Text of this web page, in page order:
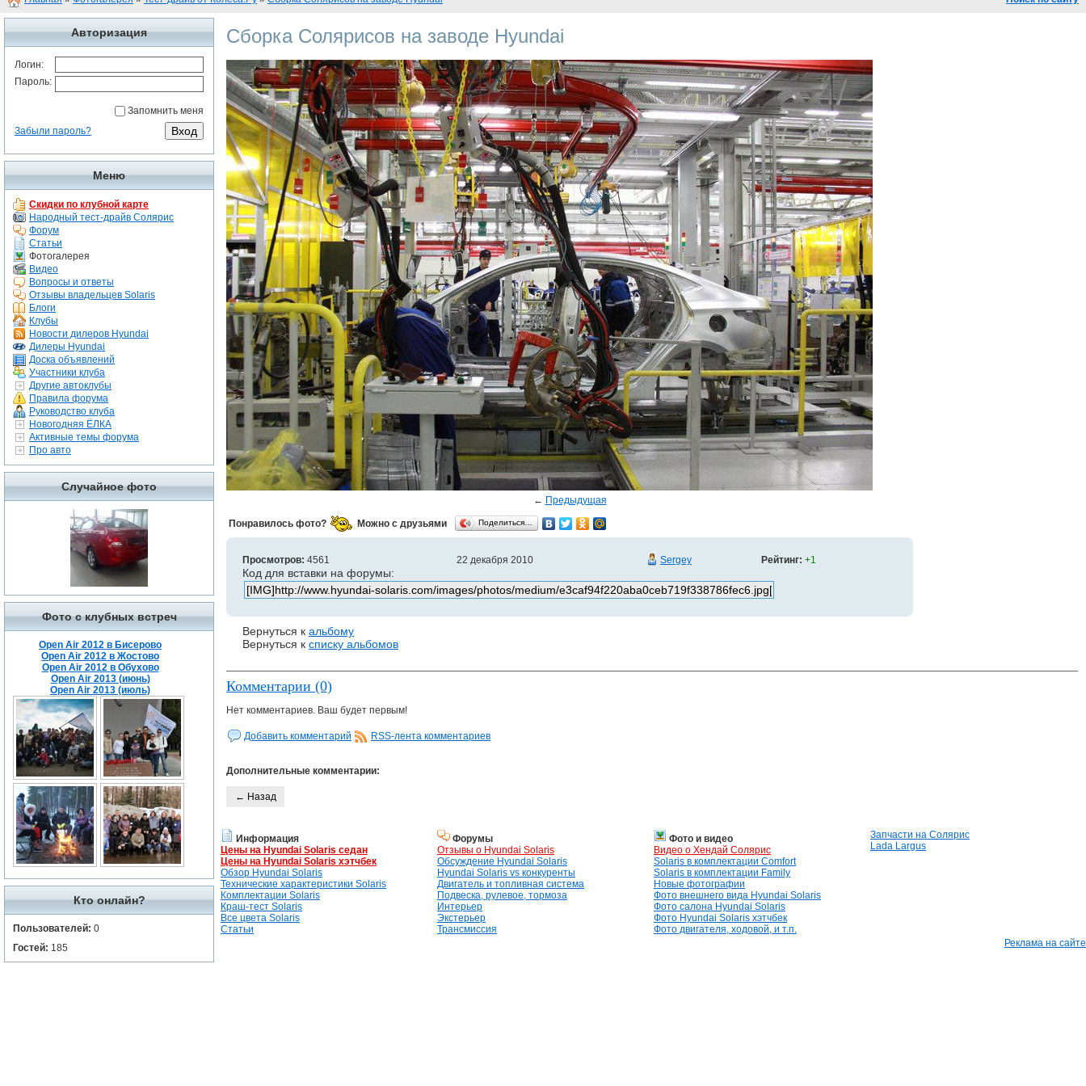
Авторизация
Логин:
Пароль:
Запомнить меня
Забыли пароль?
Меню
Скидки по клубной карте
Народный тест-драйв Солярис
Форум
Статьи
Фотогалерея
Видео
Вопросы и ответы
Отзывы владельцев Solaris
Блоги
Клубы
Новости дилеров Hyundai
Дилеры Hyundai
Доска объявлений
Участники клуба
Другие автоклубы
Правила форума
Руководство клуба
Новогодняя ЁЛКА
Активные темы форума
Про авто
Случайное фото
Фото с клубных встреч
Open Air 2012 в Бисерово
Open Air 2012 в Жостово
Open Air 2012 в Обухово
Open Air 2013 (июнь)
Open Air 2013 (июль)
Кто онлайн?
Пользователей: 0
Гостей: 185
Сборка Солярисов на заводе Hyundai
← Предыдущая
Понравилось фото? Можно с друзьями Поделиться…
Просмотров: 4561 22 декабря 2010 Sergey Рейтинг: +1
Код для вставки на форумы:
Вернуться к альбому
Вернуться к списку альбомов
Комментарии (0)
Нет комментариев. Ваш будет первым!
Добавить комментарий RSS-лента комментариев
Дополнительные комментарии:
← Назад
Информация
Цены на Hyundai Solaris седан
Цены на Hyundai Solaris хэтчбек
Обзор Hyundai Solaris
Технические характеристики Solaris
Комплектации Solaris
Краш-тест Solaris
Все цвета Solaris
Статьи
Форумы
Отзывы о Hyundai Solaris
Обсуждение Hyundai Solaris
Hyundai Solaris vs конкуренты
Двигатель и топливная система
Подвеска, рулевое, тормоза
Интерьер
Экстерьер
Трансмиссия
Фото и видео
Видео о Хендай Солярис
Solaris в комплектации Comfort
Solaris в комплектации Family
Новые фотографии
Фото внешнего вида Hyundai Solaris
Фото салона Hyundai Solaris
Фото Hyundai Solaris хэтчбек
Фото двигателя, ходовой, и т.п.
Запчасти на Солярис
Lada Largus
Реклама на сайте